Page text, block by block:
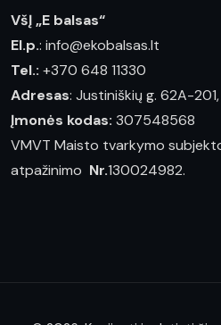
VšĮ „E balsas“
El.p.: info@ekobalsas.lt
Tel.: +370 648 11330
Adresas: Justiniškių g. 62A-
Įmonės kodas: 307548568
VMVT Maisto tvarkymo
atpažinimo Nr.130024982.